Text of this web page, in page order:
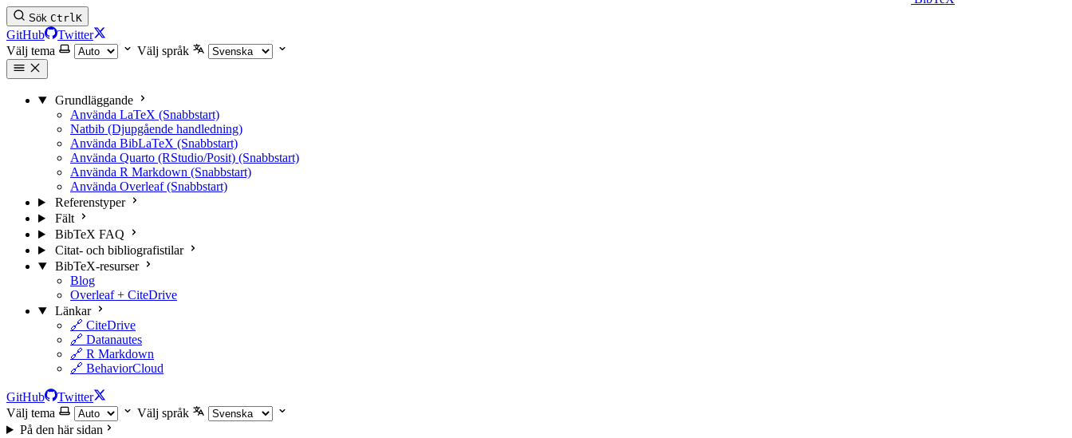
Sök CtrlK
GitHub
Twitter
Välj tema
Välj språk
Grundläggande
Använda LaTeX (Snabbstart)
Natbib (Djupgående handledning)
Använda BibLaTeX (Snabbstart)
Använda Quarto (RStudio/Posit) (Snabbstart)
Använda R Markdown (Snabbstart)
Använda Overleaf (Snabbstart)
Referenstyper
Fält
BibTeX FAQ
Citat- och bibliografistilar
BibTeX-resurser
Blog
Overleaf + CiteDrive
Länkar
🔗 CiteDrive
🔗 Datanautes
🔗 R Markdown
🔗 BehaviorCloud
GitHub
Twitter
Välj tema
Välj språk
På den här sidan